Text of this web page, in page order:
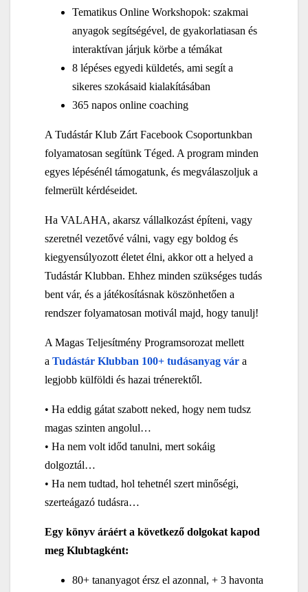
Tematikus Online Workshopok: szakmai
anyagok segítségével, de gyakorlatiasan és
interaktívan járjuk körbe a témákat
8 lépéses egyedi küldetés, ami segít a
sikeres szokásaid kialakításában
365 napos online coaching
A Tudástár Klub Zárt Facebook Csoportunkban
folyamatosan segítünk Téged. A program minden
egyes lépésénél támogatunk, és megválaszoljuk a
felmerült kérdéseidet.
Ha VALAHA, akarsz vállalkozást építeni, vagy
szeretnél vezetővé válni, vagy egy boldog és
kiegyensúlyozott életet élni, akkor ott a helyed a
Tudástár Klubban. Ehhez minden szükséges tudás
bent vár, és a játékosításnak köszönhetően a
rendszer folyamatosan motivál majd, hogy tanulj!
A Magas Teljesítmény Programsorozat mellett
a Tudástár Klubban 100+ tudásanyag vár a
legjobb külföldi és hazai trénerektől.
• Ha eddig gátat szabott neked, hogy nem tudsz
magas szinten angolul…
• Ha nem volt időd tanulni, mert sokáig
dolgoztál…
• Ha nem tudtad, hol tehetnél szert minőségi,
szerteágazó tudásra…
Egy könyv áráért a következő dolgokat kapod
meg Klubtagként:
80+ tananyagot érsz el azonnal, + 3 havonta